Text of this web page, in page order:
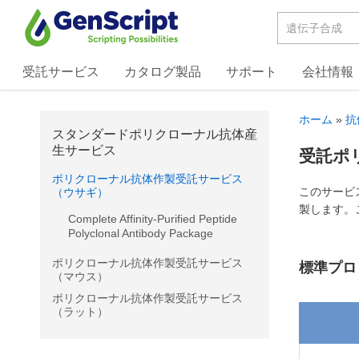
受託サービス
カタログ製品
サポート
03-6811-6572
ログイン
受託サービス カタログ製品 サポート 会社情報
スタンダードポリクローナル抗体産
生サービス
ポリクローナル抗体作製受託サービス
（ウサギ）
Complete Affinity-Purified Peptide
Polyclonal Antibody Package
ポリクローナル抗体作製受託サービス
（マウス）
ポリクローナル抗体作製受託サービス
（ラット）
ホーム »抗
受託ポ
このサー
製します。
標準プロ